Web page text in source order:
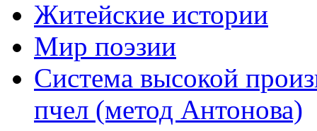
Житейские истории
Мир поэзии
Система высокой
пчел (метод Антонова)